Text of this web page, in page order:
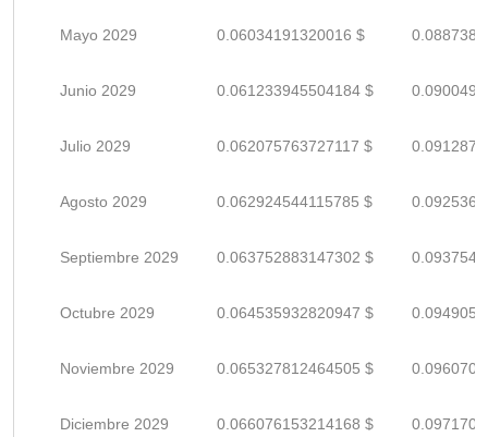
Mayo 2029 0.06034191320016 $
Junio 2029 0.061233945504184 $
Julio 2029 0.062075763727117 $
Agosto 2029 0.062924544115785 $
Septiembre 2029 0.063752883147302 $
Octubre 2029 0.064535932820947 $
Noviembre 2029 0.065327812464505 $
Diciembre 2029 0.066076153214168 $